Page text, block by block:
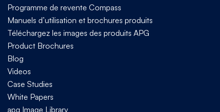
Programme de revente Compass
Manuels d’utilisation et brochures produits
Téléchargez les images des produits APG
Product Brochures
Blog
Videos
Case Studies
White Papers
apg Image Library